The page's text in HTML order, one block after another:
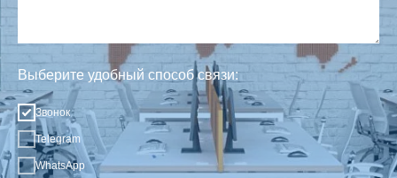
Выберите удобный способ связи:
Звонок
Telegram
WhatsApp